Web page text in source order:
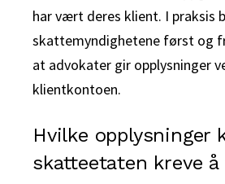
har vært deres klient. I praksis
skattemyndighetene først og
at advokater gir opplysninger
klientkontoen.
Hvilke opplysninger
skatteetaten kreve